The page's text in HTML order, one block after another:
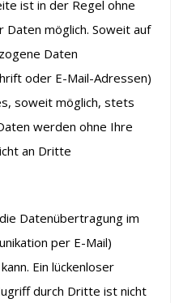
ist in der Regel ohne
möglich. Soweit auf
Daten
oder E-Mail-Adressen)
soweit möglich, stets
werden ohne Ihre
an Dritte
Datenübertragung im
per E-Mail)
Ein lückenloser
durch Dritte ist nicht